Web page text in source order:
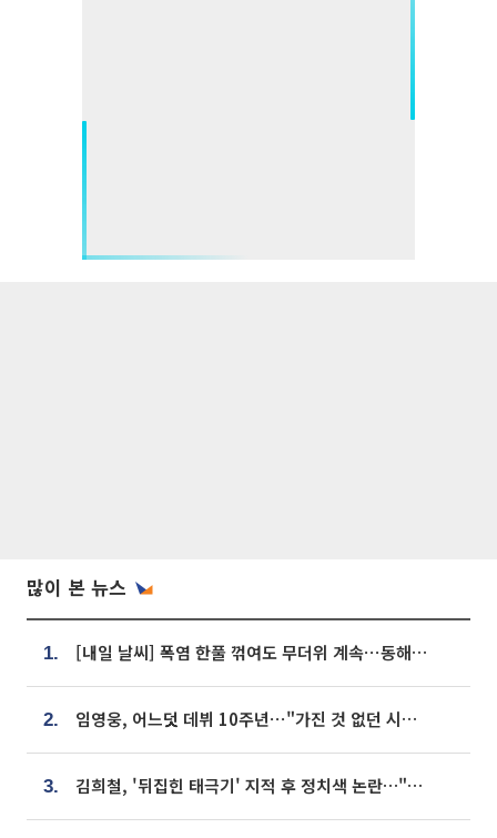
많이 본 뉴스
1. [내일 날씨] 폭염 한풀 꺾여도 무더위 계속⋯동해안 이틀 연속 비
2. 임영웅, 어느덧 데뷔 10주년⋯"가진 것 없던 시절, 내 앞엔 20명의 팬뿐"
3. 김희철, '뒤집힌 태극기' 지적 후 정치색 논란…"좌우 떠나 우리나라 국기"